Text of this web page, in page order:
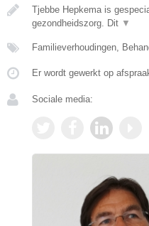
Tjebbe Hepkema is
gezondheidszorg. Dit ▼
Familieverhoudingen,
Er wordt gewerkt op
Sociale media: